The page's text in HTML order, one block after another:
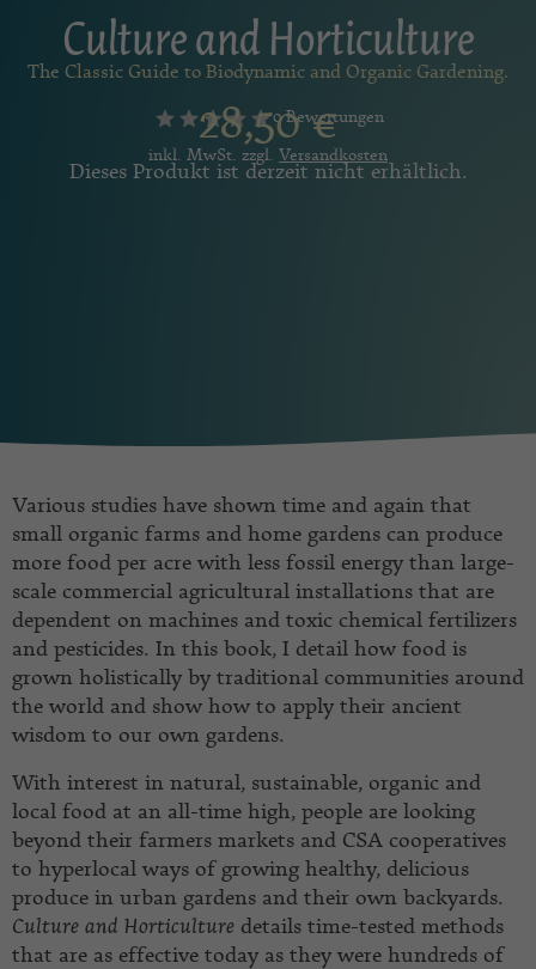
Culture and Horticulture
The Classic Guide to Biodynamic and Organic Gardening.
0 Bewertungen
28,50€
inkl. MwSt. zzgl. Versandkosten
Dieses Produkt ist derzeit nicht erhältlich.
Various studies have shown time and again that
small organic farms and home gardens can produce
more food per acre with less fossil energy than large-
scale commercial agricultural installations that are
dependent on machines and toxic chemical fertilizers
and pesticides. In this book, I detail how food is
grown holistically by traditional communities around
the world and show how to apply their ancient
wisdom to our own gardens.
With interest in natural, sustainable, organic and
local food at an all-time high, people are looking
beyond their farmers markets and CSA cooperatives
to hyperlocal ways of growing healthy, delicious
produce in urban gardens and their own backyards.
Culture and Horticulture details time-tested methods
that are as effective today as they were hundreds of